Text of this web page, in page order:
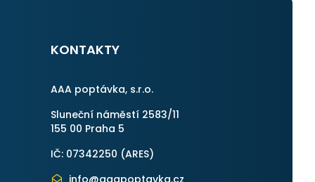
KONTAKTY
AAA poptávka, s.r.o.
Sluneční náměstí 2583/11
155 00 Praha 5
IČ: 07342250 (ARES)
info@aaapoptavka.cz